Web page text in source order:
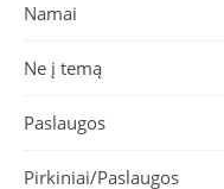
Namai
Ne į temą
Paslaugos
Pirkiniai/Paslaugos